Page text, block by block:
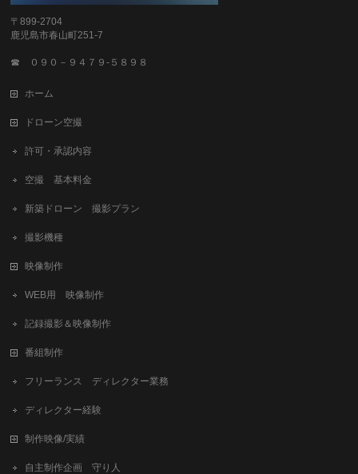
〒899-2704
鹿児島市春山町251-7
☎ ０９０－９４７９-５８９８
ホーム
ドローン空撮
許可・承認内容
空撮 基本料金
新築ドローン 撮影プラン
撮影機種
映像制作
WEB用 映像制作
記録撮影＆映像制作
番組制作
フリーランス ディレクター業務
ディレクター経験
制作映像/実績
自主制作企画 守り人